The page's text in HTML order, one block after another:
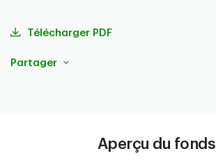
Télécharger PDF
Partager
Aperçu du fonds